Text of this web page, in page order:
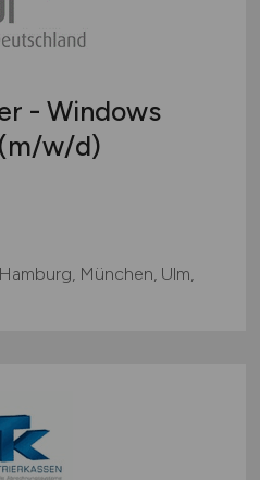
- Windows
(m/w/d)
München, Ulm,